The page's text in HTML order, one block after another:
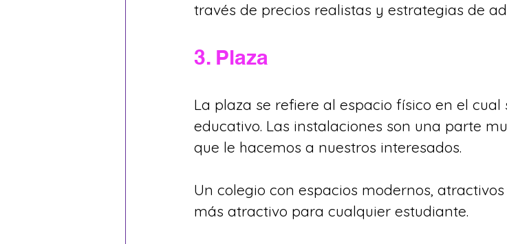
través de precios realistas y estrategias de
3. Plaza
La plaza se refiere al espacio físico en el cual
educativo. Las instalaciones son una parte
que le hacemos a nuestros interesados.
Un colegio con espacios modernos,
más atractivo para cualquier estudiante.